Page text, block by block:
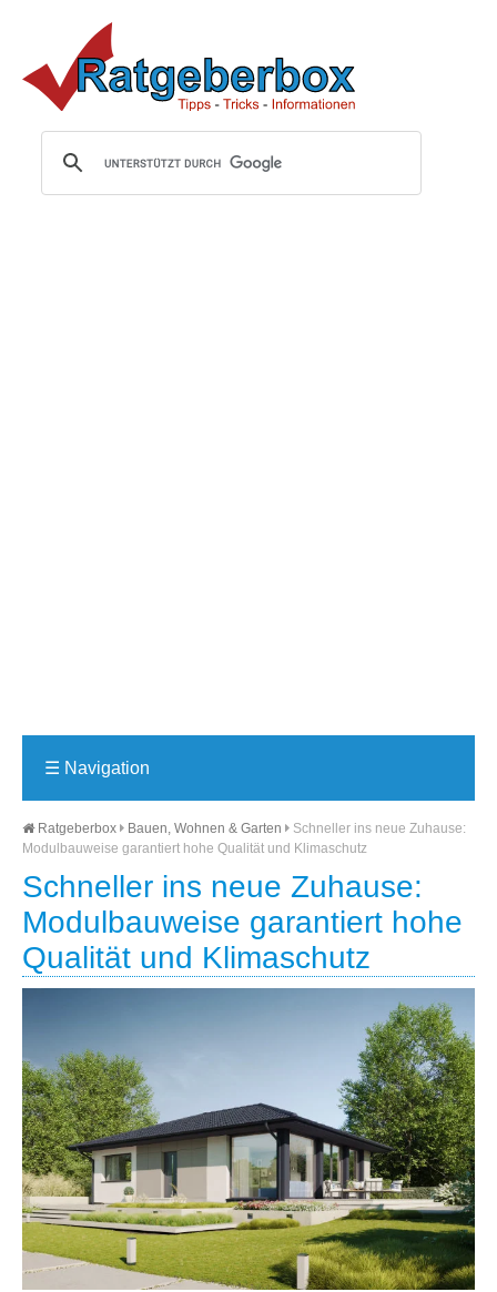
☰ Navigation
Ratgeberbox Bauen, Wohnen & Garten
Schneller ins neue Zuhause:
Modulbauweise garantiert hohe Qualität und Klimaschutz
Schneller ins neue Zuhause:
Modulbauweise garantiert hohe
Qualität und Klimaschutz